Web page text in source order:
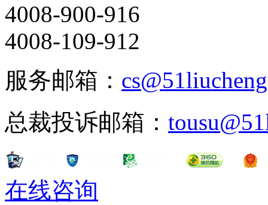
4008-900-916
4008-109-912
服务邮箱：
总裁投诉邮箱：
在线咨询